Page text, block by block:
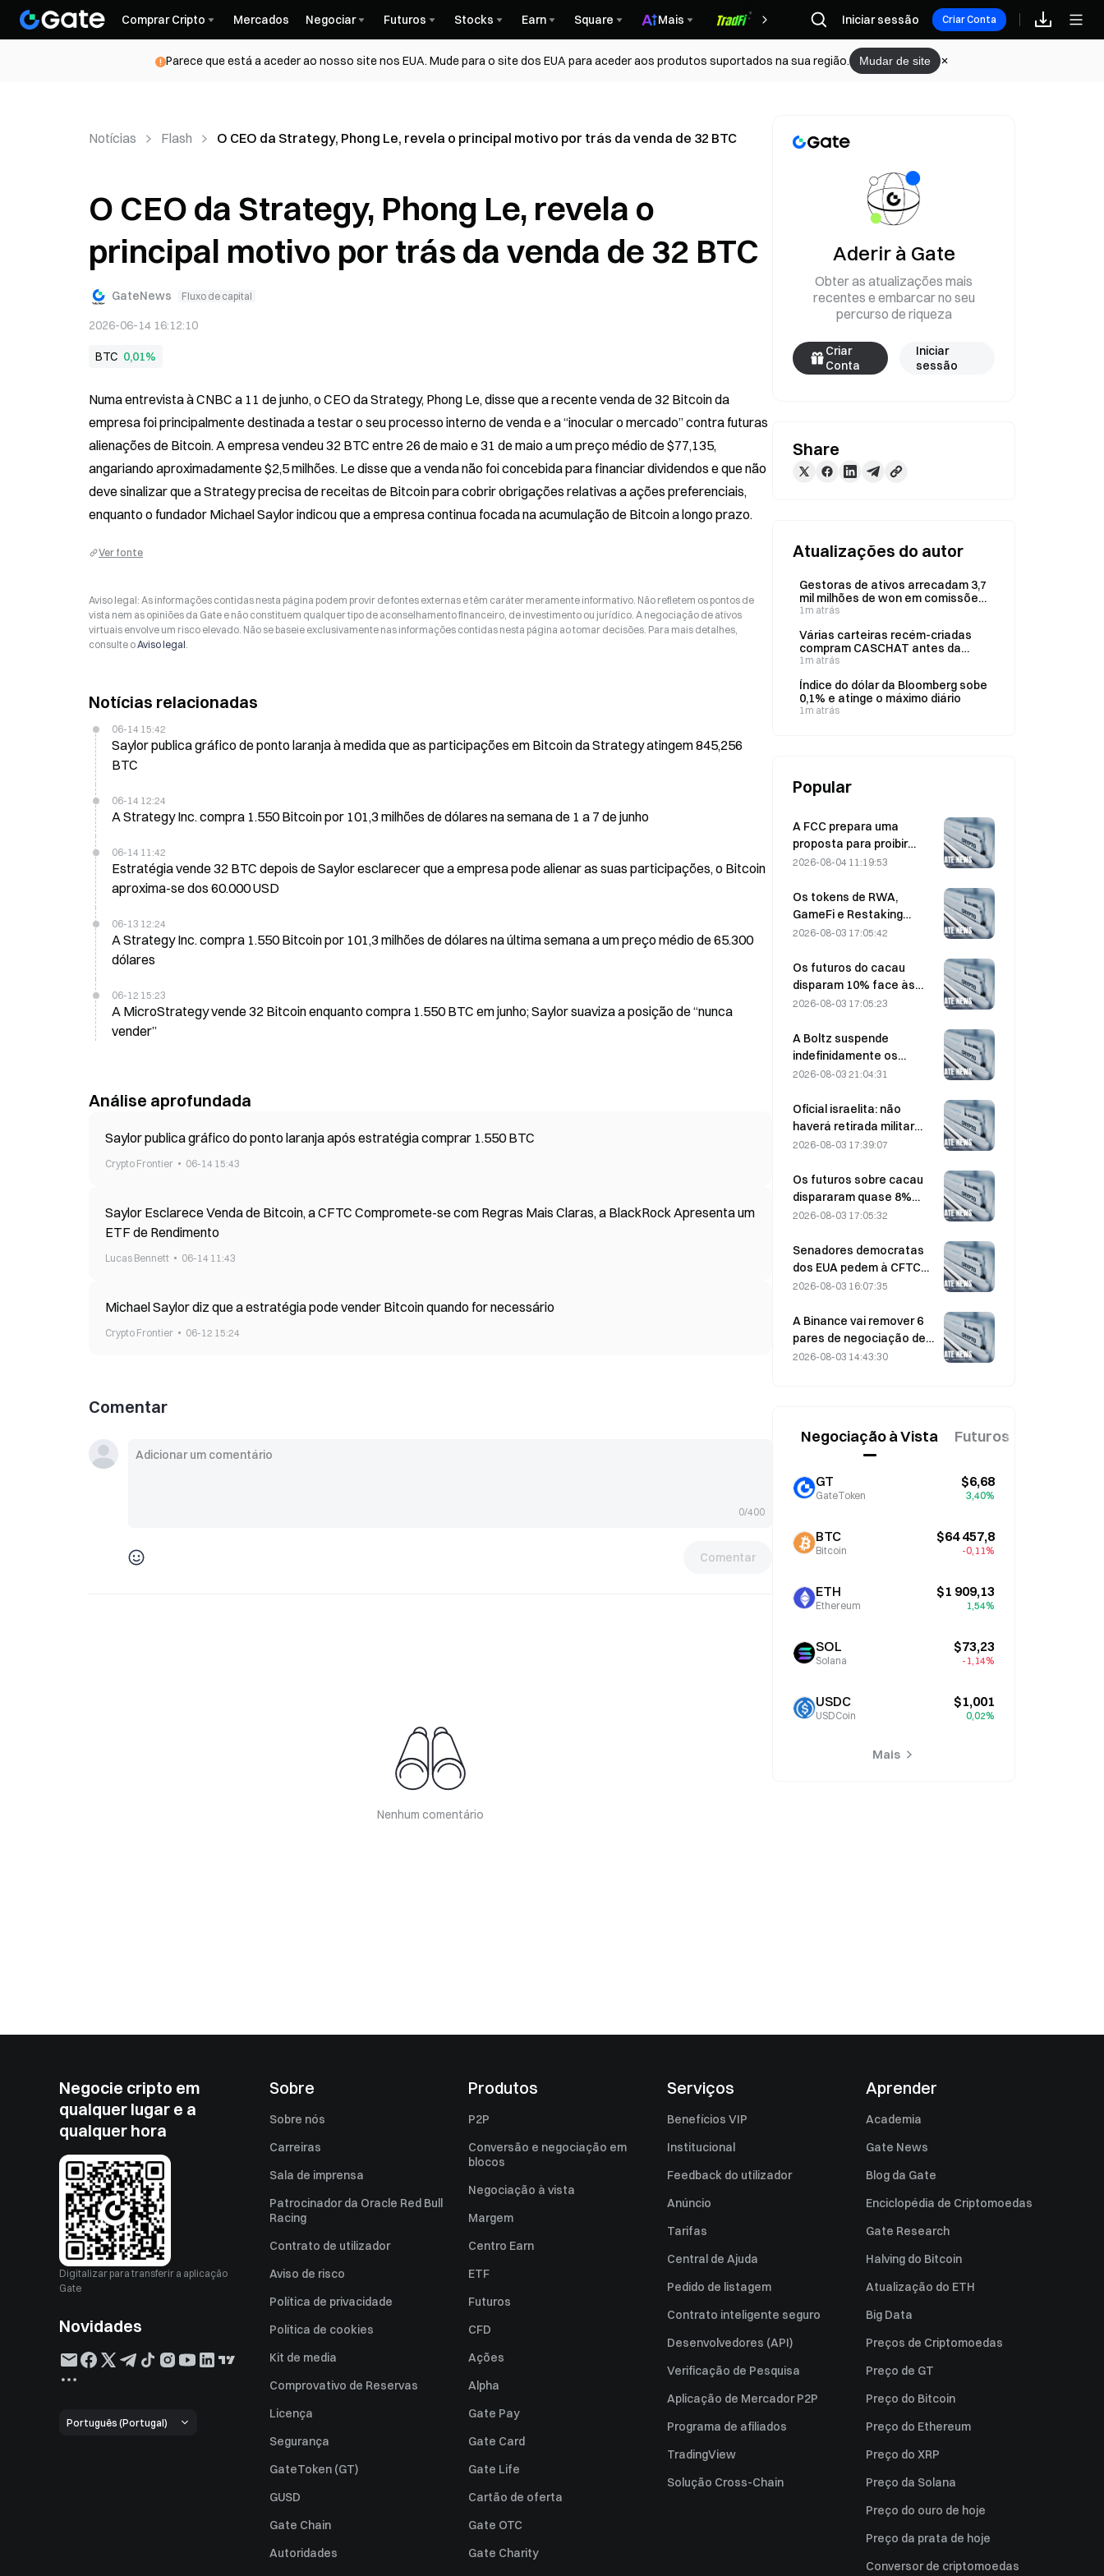
Comprar Cripto Mercados Negociar Futuros Stocks Earn Square Mais Recompensas
Iniciar sessão Criar Conta
Parece que está a aceder ao nosso site nos EUA. Mude para o site dos EUA para aceder aos produtos suportados na sua região. Mudar de site
Notícias Flash O CEO da Strategy, Phong Le, revela o principal motivo por trás da venda de 32 BTC
O CEO da Strategy, Phong Le, revela o
principal motivo por trás da venda de 32 BTC
GateNews Fluxo de capital
2026-06-14 16:12:10
BTC 0,01%
Numa entrevista à CNBC a 11 de junho, o CEO da Strategy, Phong Le, disse que a recente venda de 32 Bitcoin da
empresa foi principalmente destinada a testar o seu processo interno de venda e a “inocular o mercado” contra futuras
alienações de Bitcoin. A empresa vendeu 32 BTC entre 26 de maio e 31 de maio a um preço médio de $77,135,
angariando aproximadamente $2,5 milhões. Le disse que a venda não foi concebida para financiar dividendos e que não
deve sinalizar que a Strategy precisa de receitas de Bitcoin para cobrir obrigações relativas a ações preferenciais,
enquanto o fundador Michael Saylor indicou que a empresa continua focada na acumulação de Bitcoin a longo prazo.
Ver fonte
Aviso legal: As informações contidas nesta página podem provir de fontes externas e têm caráter meramente informativo. Não refletem os pontos de
vista nem as opiniões da Gate e não constituem qualquer tipo de aconselhamento financeiro, de investimento ou jurídico. A negociação de ativos
virtuais envolve um risco elevado. Não se baseie exclusivamente nas informações contidas nesta página ao tomar decisões. Para mais detalhes,
consulte oAviso legal.
Notícias relacionadas
06-14 15:42
Saylor publica gráfico de ponto laranja à medida que as participações em Bitcoin da Strategy atingem 845,256
BTC
06-14 12:24
A Strategy Inc. compra 1.550 Bitcoin por 101,3 milhões de dólares na semana de 1 a 7 de junho
06-14 11:42
Estratégia vende 32 BTC depois de Saylor esclarecer que a empresa pode alienar as suas participações, o Bitcoin
aproxima-se dos 60.000 USD
06-13 12:24
A Strategy Inc. compra 1.550 Bitcoin por 101,3 milhões de dólares na última semana a um preço médio de 65.300
dólares
06-12 15:23
A MicroStrategy vende 32 Bitcoin enquanto compra 1.550 BTC em junho; Saylor suaviza a posição de “nunca
vender”
Análise aprofundada
Saylor publica gráfico do ponto laranja após estratégia comprar 1.550 BTC
Crypto Frontier 06-14 15:43
Saylor Esclarece Venda de Bitcoin, a CFTC Compromete-se com Regras Mais Claras, a BlackRock Apresenta um
ETF de Rendimento
Lucas Bennett 06-14 11:43
Michael Saylor diz que a estratégia pode vender Bitcoin quando for necessário
Crypto Frontier 06-12 15:24
Comentar
0/400
Comentar
Nenhum comentário
Aderir à Gate
Obter as atualizações mais
recentes e embarcar no seu
percurso de riqueza
Criar
Conta
Iniciar
sessão
Share
Atualizações do autor
Gestoras de ativos arrecadam 3,7
mil milhões de won em comissões
de gestão de ETFs alavancados
meses
1m atrás
Várias carteiras recém-criadas
compram CASCHAT antes da
listagem e registam lucros
Robinhood
1m atrás
Índice do dólar da Bloomberg sobe
0,1% e atinge o máximo diário
1m atrás
Popular
A FCC prepara uma
proposta para proibir
módulos ópticos chineses
dados; a Xinyuan enfrenta
um impacto de 27% na
quota de mercado
2026-08-04 11:19:53
Os tokens de RWA,
GameFi e Restaking
lideram o desempenho do
2026-08-03 17:05:42
Os futuros do cacau
disparam 10% face às
preocupações com a
dos 6.000 dólares por
tonelada
2026-08-03 17:05:23
A Boltz suspende
indefinidamente os
serviços da ponte Bitcoin
assistidos por IA
2026-08-03 21:04:31
Oficial israelita: não
haverá retirada militar
antes de o Hamas se
2026-08-03 17:39:07
Os futuros sobre cacau
dispararam quase 8%
intradiário na passada
de surpresa os
participantes do mercado
2026-08-03 17:05:32
Senadores democratas
dos EUA pedem à CFTC
que restrinja os produtos
com incêndios florestais
descontrolados durante a
época de incêndios mais
2026-08-03 16:07:35
A Binance vai remover 6
pares de negociação de
altcoins a partir de 17 de
2026-08-03 14:43:30
Negociação à Vista Futuros
GT
GateToken
$6,68
3,40%
BTC
Bitcoin
$64 457,8
-0,11%
ETH
Ethereum
$1 909,13
1,54%
SOL
Solana
$73,23
-1,14%
USDC
USDCoin
$1,001
0,02%
Mais
Negocie cripto em
qualquer lugar e a
qualquer hora
Digitalizar para transferir a aplicação
Gate
Novidades
Português (Portugal)
Sobre
Sobre nós
Carreiras
Sala de imprensa
Patrocinador da Oracle Red Bull
Racing
Contrato de utilizador
Aviso de risco
Política de privacidade
Política de cookies
Kit de media
Comprovativo de Reservas
Licença
Segurança
GateToken (GT)
GUSD
Gate Chain
Autoridades
Produtos
P2P
Conversão e negociação em
blocos
Negociação à vista
Margem
Centro Earn
ETF
Futuros
CFD
Ações
Alpha
Gate Pay
Gate Card
Gate Life
Cartão de oferta
Gate OTC
Gate Charity
Serviços
Benefícios VIP
Institucional
Feedback do utilizador
Anúncio
Tarifas
Central de Ajuda
Pedido de listagem
Contrato inteligente seguro
Desenvolvedores (API)
Verificação de Pesquisa
Aplicação de Mercador P2P
Programa de afiliados
TradingView
Solução Cross-Chain
Aprender
Academia
Gate News
Blog da Gate
Enciclopédia de Criptomoedas
Gate Research
Halving do Bitcoin
Atualização do ETH
Big Data
Preços de Criptomoedas
Preço de GT
Preço do Bitcoin
Preço do Ethereum
Preço do XRP
Preço da Solana
Preço do ouro de hoje
Preço da prata de hoje
Conversor de criptomoedas